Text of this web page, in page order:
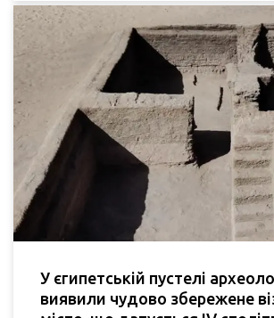
У єгипетській пустелі
виявили чудово збережене